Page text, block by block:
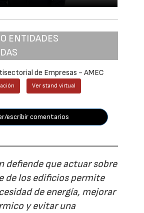
ENTIDADES
de Empresas - AMEC
Ver stand virtual
escribir comentarios
defiende que actuar sobre
de los edificios permite
de energía, mejorar
y evitar una